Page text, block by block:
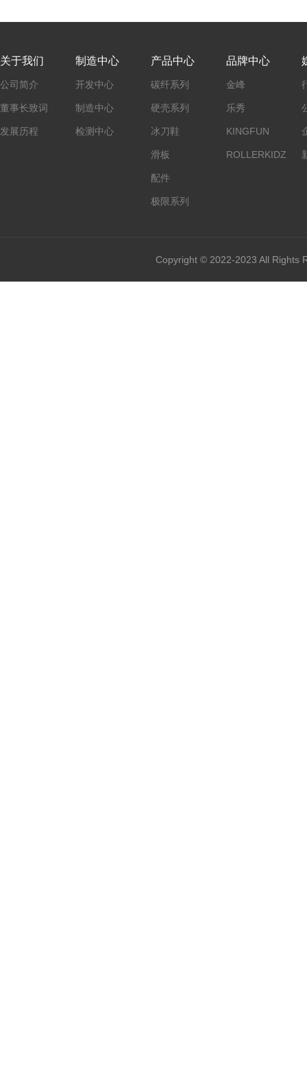
关于我们
公司简介
董事长致词
发展历程
制造中心
开发中心
制造中心
检测中心
产品中心
碳纤系列
硬壳系列
冰刀鞋
滑板
配件
极限系列
品牌中心
金峰
乐秀
KINGFUN
ROLLERKIDZ
Copyright © 2022-2023 All Rights